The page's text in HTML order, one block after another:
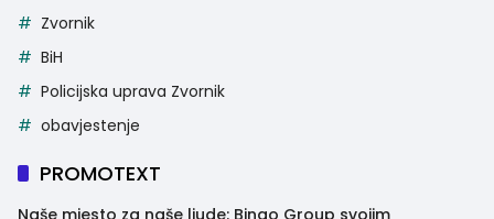
Zvornik
BiH
Policijska uprava Zvornik
obavjestenje
PROMOTEXT
Naše mjesto za naše ljude: Bingo Group svojim